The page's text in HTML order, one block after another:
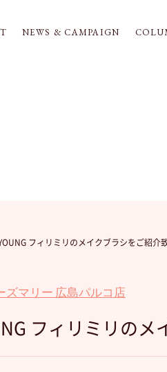
NEWS & CAMPAIGN
フィリミリのメイクブラシをご紹介致
ズマリー 広島パルコ店
フィリミリのメ